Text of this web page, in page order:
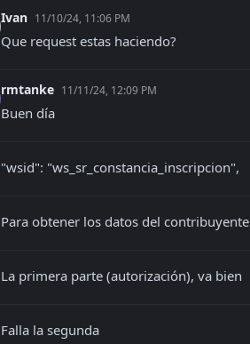
Ivan 11/10/24, 11:06 PM
Que request estas haciendo?
rmtanke 11/11/24, 12:09 PM
Buen día
"wsid": "ws_sr_constancia_inscripcion",
Para obtener los datos del contribuyente
La primera parte (autorización), va bien
Falla la segunda